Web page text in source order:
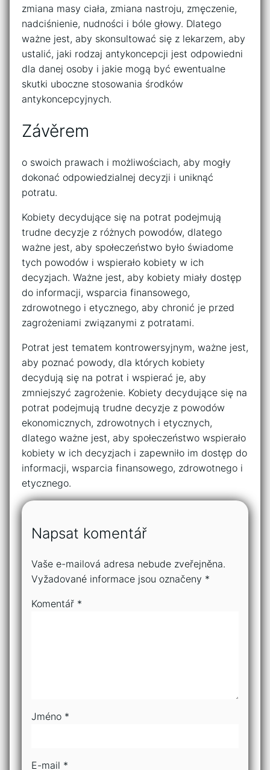
zmiana masy ciała, zmiana nastroju, zmęczenie,
nadciśnienie, nudności i bóle głowy. Dlatego
ważne jest, aby skonsultować się z lekarzem, aby
ustalić, jaki rodzaj antykoncepcji jest odpowiedni
dla danej osoby i jakie mogą być ewentualne
skutki uboczne stosowania środków
antykoncepcyjnych.
Závěrem
o swoich prawach i możliwościach, aby mogły
dokonać odpowiedzialnej decyzji i uniknąć
potratu.
Kobiety decydujące się na potrat podejmują
trudne decyzje z różnych powodów, dlatego
ważne jest, aby społeczeństwo było świadome
tych powodów i wspierało kobiety w ich
decyzjach. Ważne jest, aby kobiety miały dostęp
do informacji, wsparcia finansowego,
zdrowotnego i etycznego, aby chronić je przed
zagrożeniami związanymi z potratami.
Potrat jest tematem kontrowersyjnym, ważne jest,
aby poznać powody, dla których kobiety
decydują się na potrat i wspierać je, aby
zmniejszyć zagrożenie. Kobiety decydujące się na
potrat podejmują trudne decyzje z powodów
ekonomicznych, zdrowotnych i etycznych,
dlatego ważne jest, aby społeczeństwo wspierało
kobiety w ich decyzjach i zapewniło im dostęp do
informacji, wsparcia finansowego, zdrowotnego i
etycznego.
Napsat komentář
Vaše e-mailová adresa nebude zveřejněna.
Vyžadované informace jsou označeny *
Komentář *
Jméno *
E-mail *